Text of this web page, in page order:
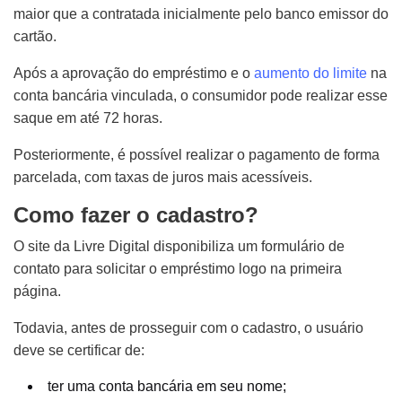
maior que a contratada inicialmente pelo banco emissor do
cartão.
Após a aprovação do empréstimo e o aumento do limite na
conta bancária vinculada, o consumidor pode realizar esse
saque em até 72 horas.
Posteriormente, é possível realizar o pagamento de forma
parcelada, com taxas de juros mais acessíveis.
Como fazer o cadastro?
O site da Livre Digital disponibiliza um formulário de
contato para solicitar o empréstimo logo na primeira
página.
Todavia, antes de prosseguir com o cadastro, o usuário
deve se certificar de:
ter uma conta bancária em seu nome;